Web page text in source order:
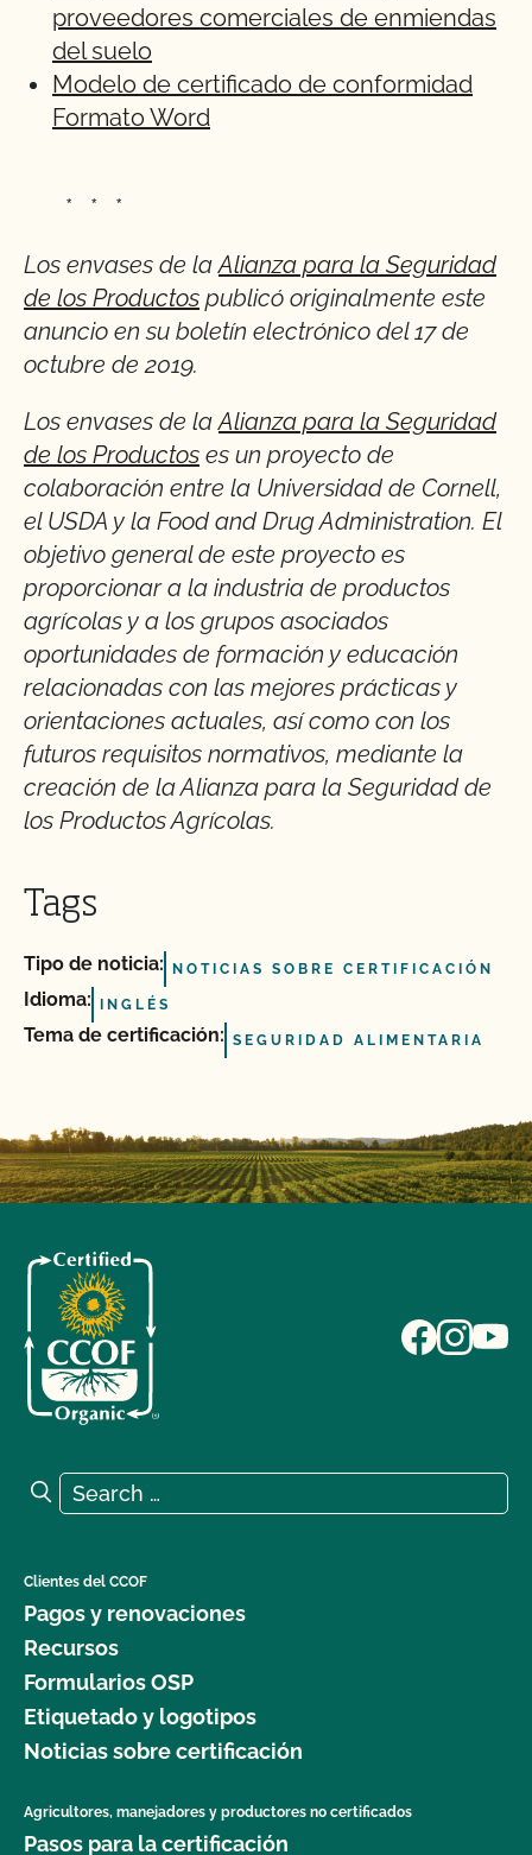
proveedores comerciales de enmiendas
del suelo
Modelo de certificado de conformidad
Formato Word
* * *
Los envases de laAlianza para la Seguridad
de los Productos publicó originalmente este
anuncio en su boletín electrónico del 17 de
octubre de 2019.
Los envases de laAlianza para la Seguridad
de los Productos es un proyecto de
colaboración entre la Universidad de Cornell,
el USDA y la Food and Drug Administration. El
objetivo general de este proyecto es
proporcionar a la industria de productos
agrícolas y a los grupos asociados
oportunidades de formación y educación
relacionadas con las mejores prácticas y
orientaciones actuales, así como con los
futuros requisitos normativos, mediante la
creación de la Alianza para la Seguridad de
los Productos Agrícolas.
Tags
Tipo de noticia: NOTICIAS SOBRE CERTIFICACIÓN
Idioma: INGLÉS
Tema de certificación: SEGURIDAD ALIMENTARIA
Search for:
Search
Clientes del CCOF
Pagos y renovaciones
Recursos
Formularios OSP
Etiquetado y logotipos
Noticias sobre certificación
Agricultores, manejadores y productores no certificados
Pasos para la certificación